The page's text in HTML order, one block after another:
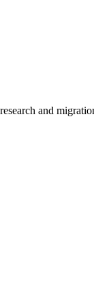
and